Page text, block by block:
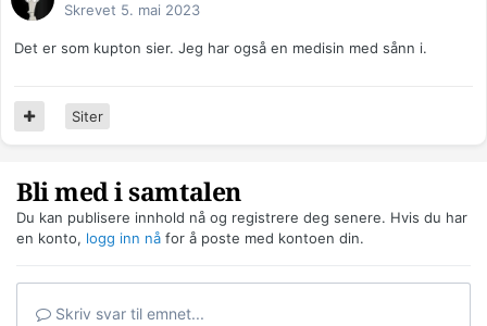
Skrevet 5. mai 2023
Det er som kupton sier. Jeg har også en medisin med sånn i.
Siter
Bli med i samtalen
Du kan publisere innhold nå og registrere deg senere. Hvis du har
en konto, logg inn nå for å poste med kontoen din.
Skriv svar til emnet...